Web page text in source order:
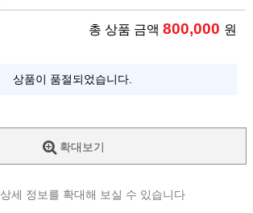
총 상품 금액 800,000 원
상품이 품절되었습니다.
확대보기
상세 정보를 확대해 보실 수 있습니다